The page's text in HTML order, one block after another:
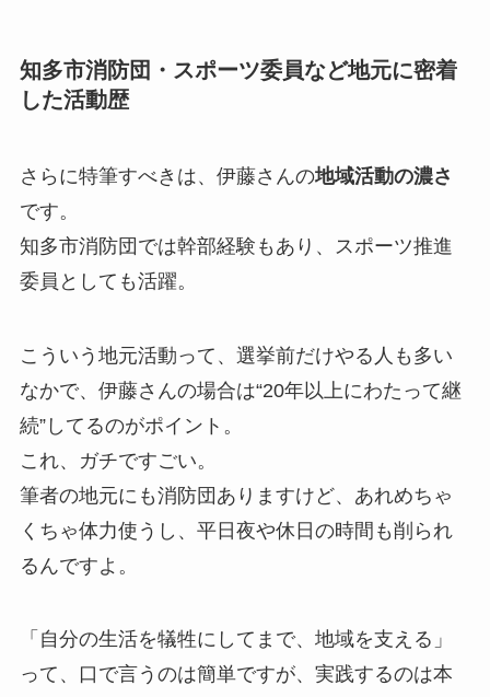
知多市消防団・スポーツ委員など地元に密着
した活動歴
さらに特筆すべきは、伊藤さんの地域活動の濃さ
です。
知多市消防団では幹部経験もあり、スポーツ推進
委員としても活躍。
こういう地元活動って、選挙前だけやる人も多い
なかで、伊藤さんの場合は“20年以上にわたって継
続”してるのがポイント。
これ、ガチですごい。
筆者の地元にも消防団ありますけど、あれめちゃ
くちゃ体力使うし、平日夜や休日の時間も削られ
るんですよ。
「自分の生活を犠牲にしてまで、地域を支える」
って、口で言うのは簡単ですが、実践するのは本